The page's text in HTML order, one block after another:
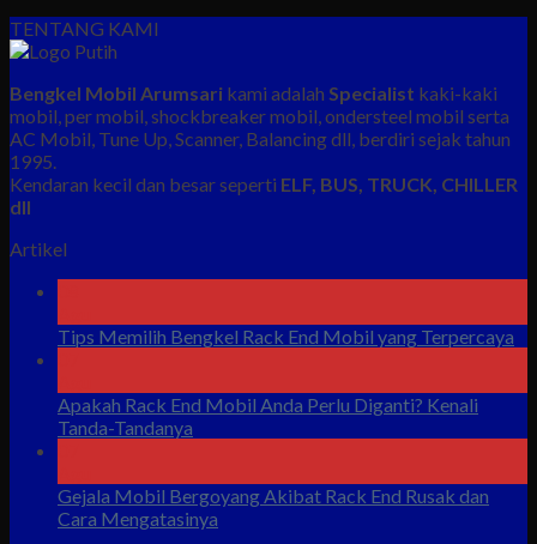
TENTANG KAMI
Bengkel Mobil Arumsari kami adalah Specialist kaki-kaki
mobil, per mobil, shockbreaker mobil, ondersteel mobil serta
AC Mobil, Tune Up, Scanner, Balancing dll, berdiri sejak tahun
1995.
Kendaran kecil dan besar seperti ELF, BUS, TRUCK, CHILLER
dll
Artikel
Tips Memilih Bengkel Rack End Mobil yang Terpercaya
Apakah Rack End Mobil Anda Perlu Diganti? Kenali
Tanda-Tandanya
Gejala Mobil Bergoyang Akibat Rack End Rusak dan
Cara Mengatasinya